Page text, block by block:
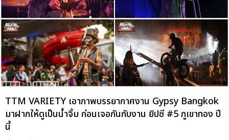
TTM VARIETY เอาภาพบรรยากาศงาน Gypsy Bangkok
มาฝากให้ดูเป็นน้ำจิ้ม ก่อนเจอกันกับงาน ยิปซี #5 ภูเขาทอง ปี
นี้